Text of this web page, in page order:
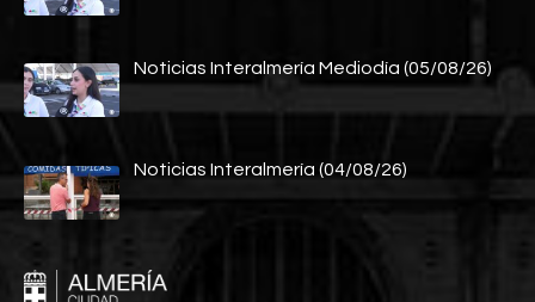
Noticias Interalmería Mediodía (05/08/26)
Noticias Interalmería (04/08/26)